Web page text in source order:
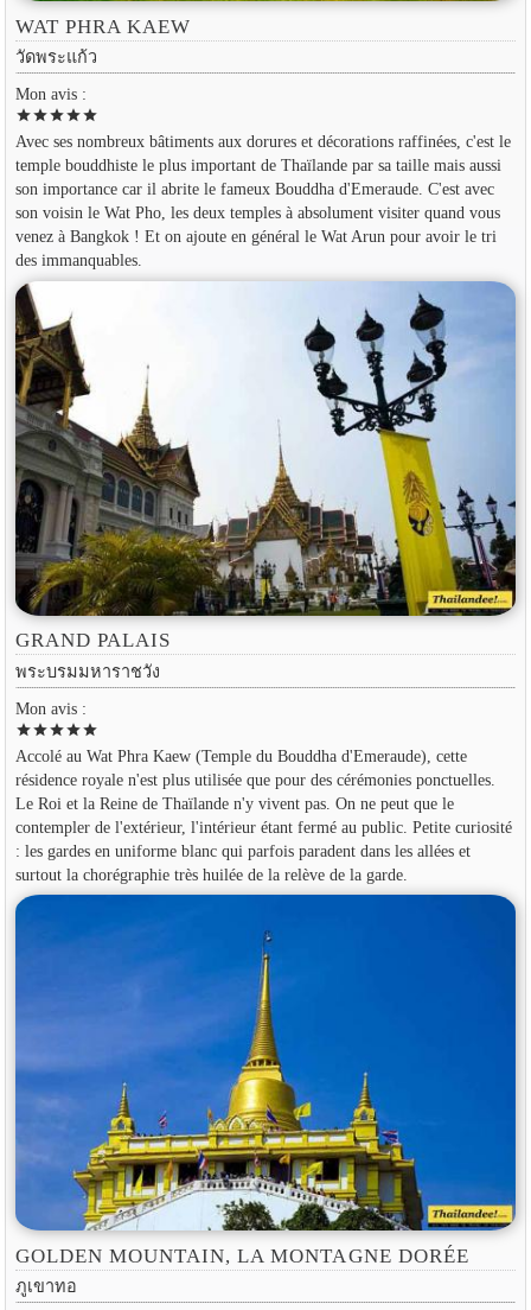
WAT PHRA KAEW
วัดพระแก้ว
Mon avis :
starstarstarstarstar
Avec ses nombreux bâtiments aux dorures et décorations raffinées, c'est le
temple bouddhiste le plus important de Thaïlande par sa taille mais aussi
son importance car il abrite le fameux Bouddha d'Emeraude. C'est avec
son voisin le Wat Pho, les deux temples à absolument visiter quand vous
venez à Bangkok ! Et on ajoute en général le Wat Arun pour avoir le tri
des immanquables.
GRAND PALAIS
พระบรมมหาราชวัง
Mon avis :
starstarstarstarstar
Accolé au Wat Phra Kaew (Temple du Bouddha d'Emeraude), cette
résidence royale n'est plus utilisée que pour des cérémonies ponctuelles.
Le Roi et la Reine de Thaïlande n'y vivent pas. On ne peut que le
contempler de l'extérieur, l'intérieur étant fermé au public. Petite curiosité
: les gardes en uniforme blanc qui parfois paradent dans les allées et
surtout la chorégraphie très huilée de la relève de la garde.
GOLDEN MOUNTAIN, LA MONTAGNE DORÉE
ภูเขาทอ